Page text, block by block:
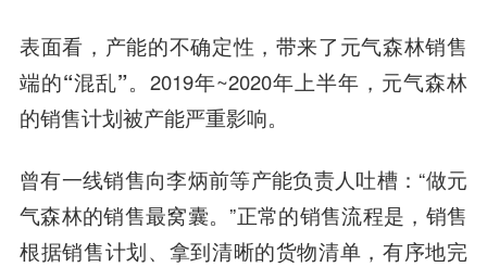
表面看， 产能的不确定性，带来了元气森林销售
端的“混乱”。2019年~2020年上半年，元气森林
的销售计划被产能严重影响。
曾有一线销售向李炳前等产能负责人吐槽：“做元
气森林的销售最窝囊。”正常的销售流程是，销售
根据销售计划、拿到清晰的货物清单，有序地完